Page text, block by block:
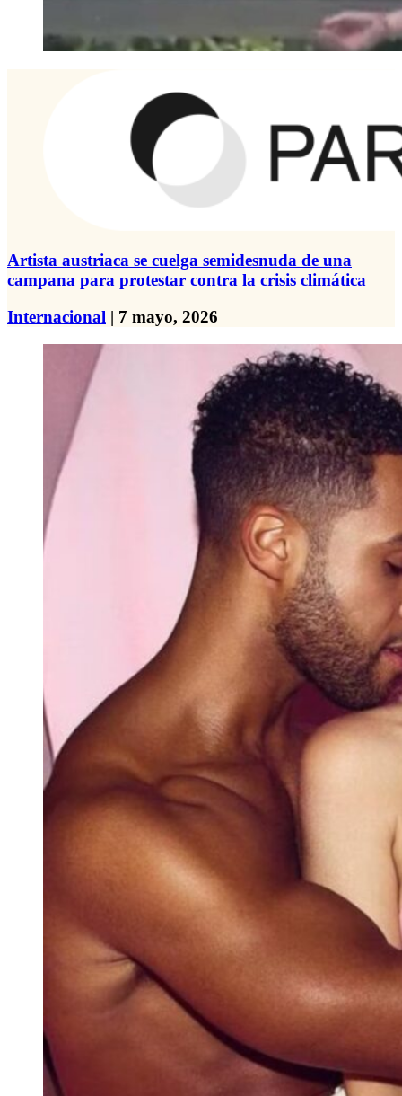
Artista austriaca se cuelga semidesnuda de una
campana para protestar contra la crisis climática
Internacional | 7 mayo, 2026